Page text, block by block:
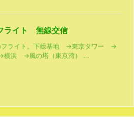
ライト 無線交信
フライト。下総基地 →東京タワー →
浜 →風の塔（東京湾） ...